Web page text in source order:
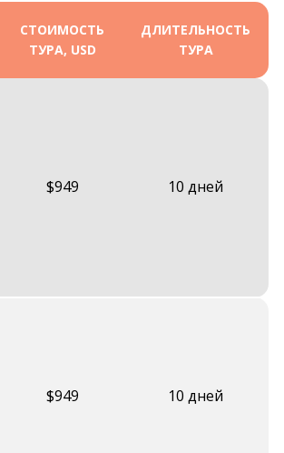
СТОИМОСТЬ
ТУРА, USD
ДЛИТЕЛЬНОСТЬ
ТУРА
$949 10 дней
$949 10 дней